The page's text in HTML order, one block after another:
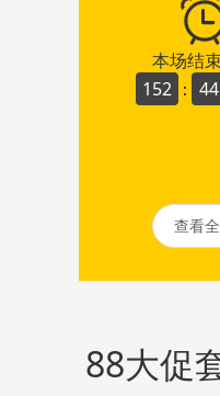
本场结
152 : 44
查看
88大促